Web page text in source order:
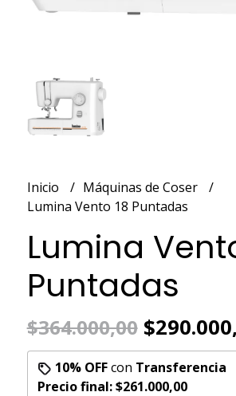
Inicio
Máquinas de Coser
Lumina Vento 18 Puntadas
Lumina
Puntadas
$364.000,00
10% OFFcon Transferencia
Precio final:$261.000,00